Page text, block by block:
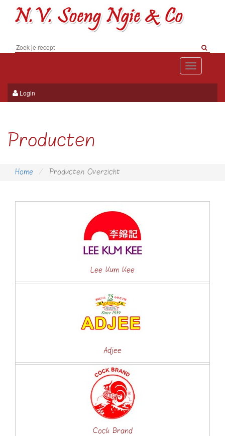
Toggle
navigation
Login
Producten
Home Producten Overzicht
Lee Kum Kee
Adjee
Cock Brand